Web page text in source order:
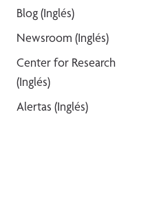
Blog (Inglés)
Newsroom (Inglés)
Center for Research
(Inglés)
Alertas (Inglés)